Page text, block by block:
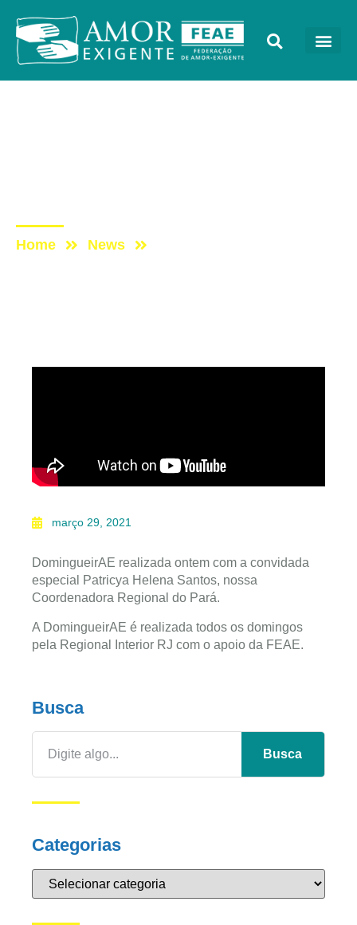
Home News
março 29, 2021
DomingueirAE realizada ontem com a convidada
especial Patricya Helena Santos, nossa
Coordenadora Regional do Pará.
A DomingueirAE é realizada todos os domingos
pela Regional Interior RJ com o apoio da FEAE.
Busca
Busca
Categorias